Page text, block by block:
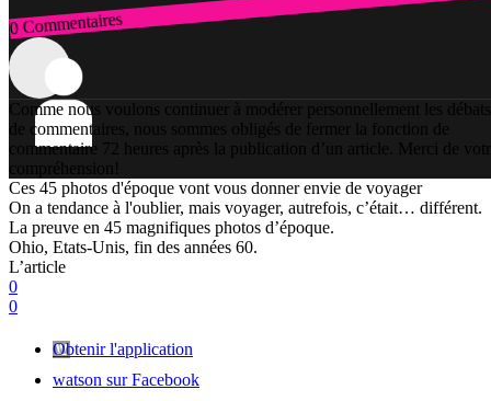
0 Commentaires
Connexion
Comme nous voulons continuer à modérer personnellement les débats
de commentaires, nous sommes obligés de fermer la fonction de
commentaire 72 heures après la publication d’un article. Merci de
compréhension!
Ces 45 photos d'époque vont vous donner envie de voyager
On a tendance à l'oublier, mais voyager, autrefois, c’était… différent.
La preuve en 45 magnifiques photos d’époque.
Ohio, Etats-Unis, fin des années 60.
L’article
0
0
Obtenir l'application
watson sur Facebook